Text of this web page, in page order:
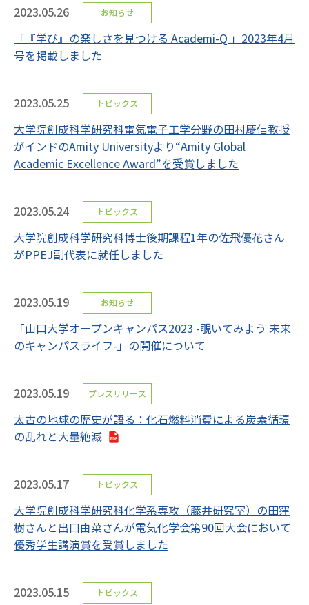
2023.05.26 お知らせ
「『学び』の楽しさを見つける Academi-Q 」2023年4月
号を掲載しました
2023.05.25 トピックス
大学院創成科学研究科電気電子工学分野の田村慶信教授
がインドのAmity Universityより“Amity Global
Academic Excellence Award”を受賞しました
2023.05.24 トピックス
大学院創成科学研究科博士後期課程1年の佐飛優花さん
がPPEJ副代表に就任しました
2023.05.19 お知らせ
「山口大学オープンキャンパス2023 -覗いてみよう 未来
のキャンパスライフ-」の開催について
2023.05.19 プレスリリース
太古の地球の歴史が語る：化石燃料消費による炭素循環
の乱れと大量絶滅
2023.05.17 トピックス
大学院創成科学研究科化学系専攻（藤井研究室）の田窪
樹さんと出口由菜さんが電気化学会第90回大会において
優秀学生講演賞を受賞しました
2023.05.15 トピックス